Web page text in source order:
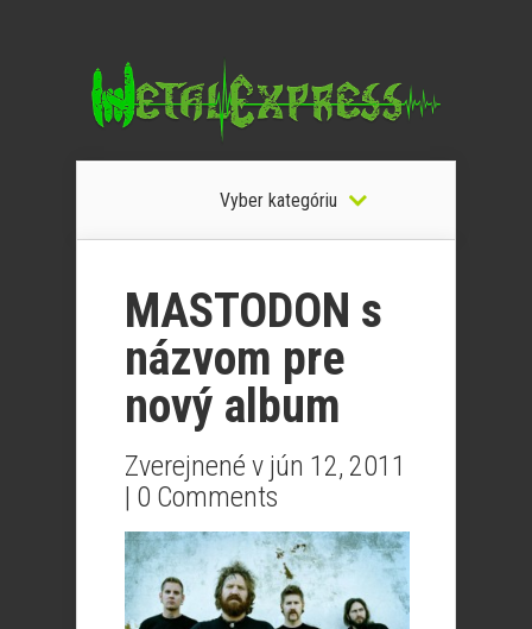
Vyber kategóriu
MASTODON s
názvom pre
nový album
Zverejnené v jún 12, 2011
| 0 Comments